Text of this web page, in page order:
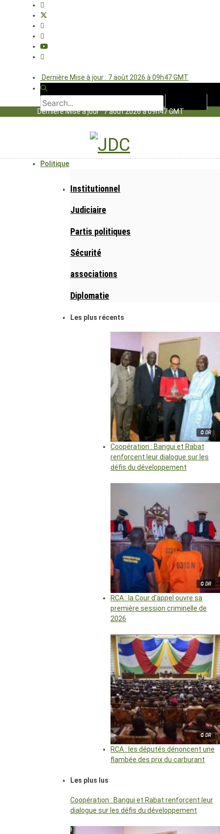
Dernière Mise à jour : 7 août 2026 à 09h47 GMT
Dernière Mise à jour : 7 août 2026 à 09h47 GMT
Politique
Institutionnel
Judiciaire
Partis politiques
Sécurité
associations
Diplomatie
Les plus récents
© DR
Coopération : Bangui et Rabat
renforcent leur dialogue sur les
défis du développement
© DR
RCA : la Cour d’appel ouvre sa
première session criminelle de
2026
© DR
RCA : les députés dénoncent une
flambée des prix du carburant
Les plus lus
Coopération : Bangui et Rabat renforcent leur
dialogue sur les défis du développement